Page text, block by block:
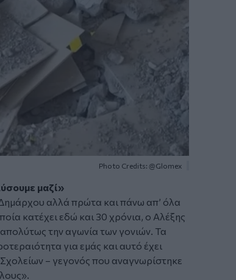
Photo Credits: @Glomex
μαζί»
αλλά πρώτα και πάνω απ’ όλα
κατέχει εδώ και 30 χρόνια, ο Αλέξης
την αγωνία των γονιών. Τα
για εμάς και αυτό έχει
– γεγονός που αναγνωρίστηκε
.